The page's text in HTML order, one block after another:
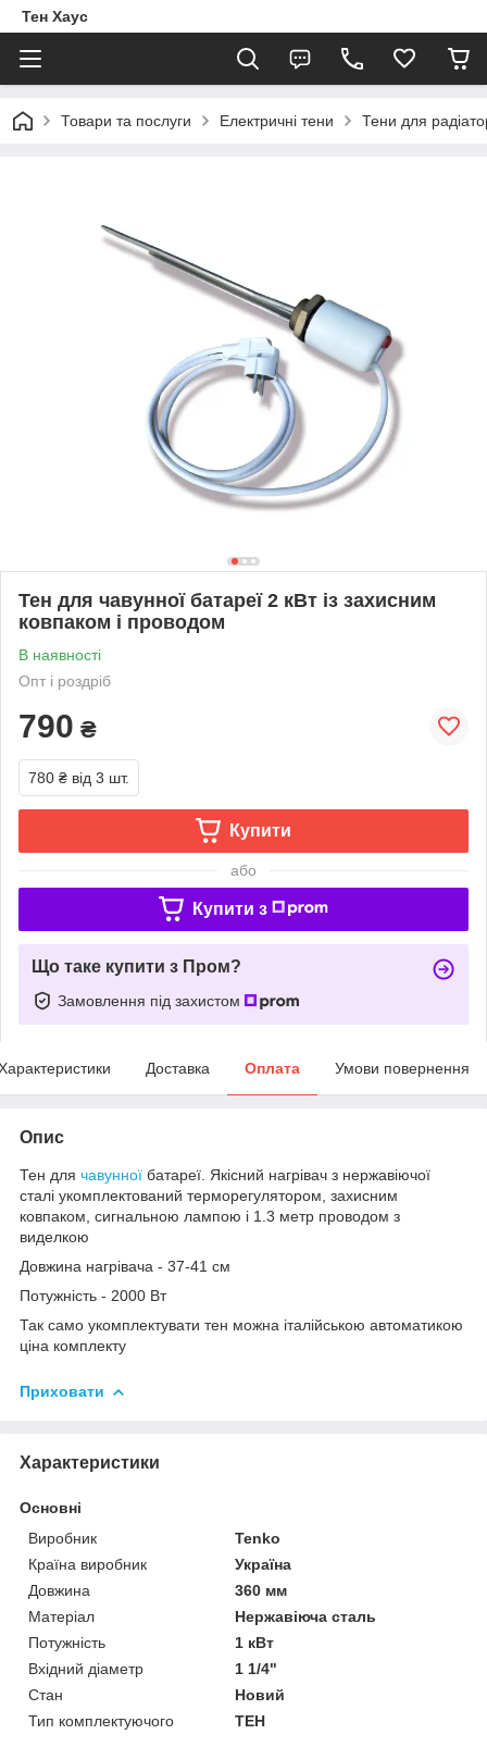
Тен Хаус
Товари та послуги Електричні тени Тени для
Тен для чавунної батареї 2 кВт із захисним
ковпаком і проводом
В наявності
Опт і роздріб
790 ₴
780 ₴ від 3 шт.
Купити
або
Купити з
Що таке купити з Пром?
Замовлення під захистом
Доставка Оплата Умови повернення
Опис
Тен для чавунної батареї. Якісний нагрівач з нержавіючої
сталі укомплектований терморегулятором, захисним
ковпаком, сигнальною лампою і 1.3 метр проводом з
виделкою
Довжина нагрівача - 37-41 см
Потужність - 2000 Вт
Так само укомплектувати тен можна італійською автоматикою
ціна комплекту
Приховати
Характеристики
Основні
Виробник
Tenko
Країна виробник
Україна
Довжина
360 мм
Матеріал
Нержавіюча сталь
Потужність
1 кВт
Вхідний діаметр
1 1/4"
Стан
Новий
Тип комплектуючого
ТЕН